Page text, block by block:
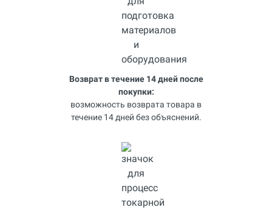
Возврат в течение 14 дней после
покупки:
возможность возврата товара в
течение 14 дней без объяснений.